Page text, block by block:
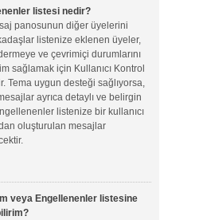
listesi nedir?
panosunun diğer üyelerini
listenize eklenen üyeler,
ve çevrimiçi durumlarını
sağlamak için Kullanıcı Kontrol
Tema uygun desteği sağlıyorsa,
ayrıca detaylı ve belirgin
listenize bir kullanıcı
oluşturulan mesajlar
veya Engellenenler listesine